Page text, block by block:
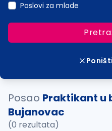
Poslovi za mlade
Posao Praktikant u
Bujanovac
(0 rezultata)